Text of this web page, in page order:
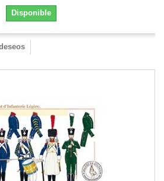
Disponible